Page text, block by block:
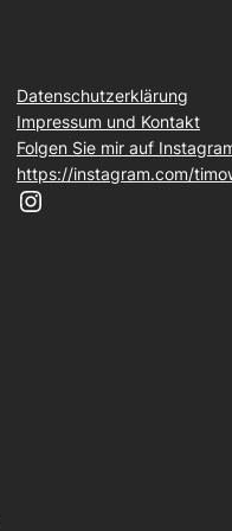
Datenschutzerklärung
Impressum und Kontakt
Folgen Sie mir auf
https://instagram.com/
Instagram